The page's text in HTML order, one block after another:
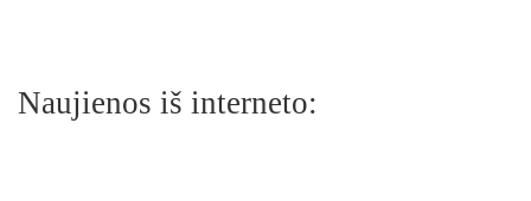
Naujienos iš interneto: